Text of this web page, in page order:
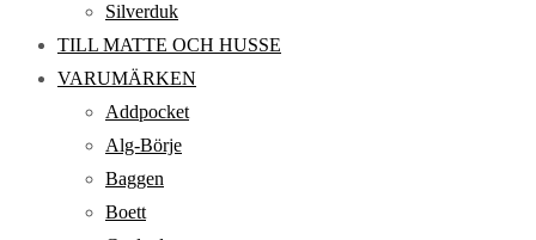
Silverduk
TILL MATTE OCH HUSSE
VARUMÄRKEN
Addpocket
Alg-Börje
Baggen
Boett